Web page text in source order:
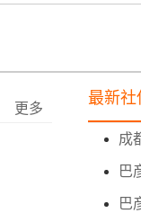
更多
最新社
成
巴
巴